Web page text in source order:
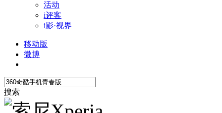
活动
i评客
i影·视界
移动版
微博
搜索